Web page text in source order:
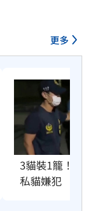
更多
3貓裝1籠！養
私貓嫌犯